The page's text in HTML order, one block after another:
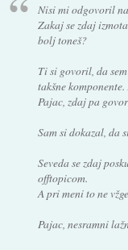
Nisi mi odgovoril
Zakaj se zdaj
bolj toneš?
Ti si govoril, da
takšne
Pajac, zdaj pa
Sam si dokazal, da
Seveda se zdaj
offtopicom.
A pri meni to ne
Pajac, nesramni